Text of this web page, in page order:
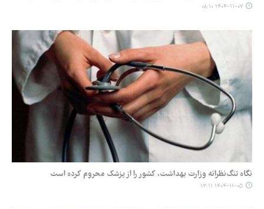
۱۴۰۴-۱۱-۰۷ ۰۸:۱۰
نگاه تنگ‌نظرانه وزارت بهداشت، کشور را از پزشک محروم کرده است
۱۴۰۴-۱۱-۰۵ ۱۳:۱۱